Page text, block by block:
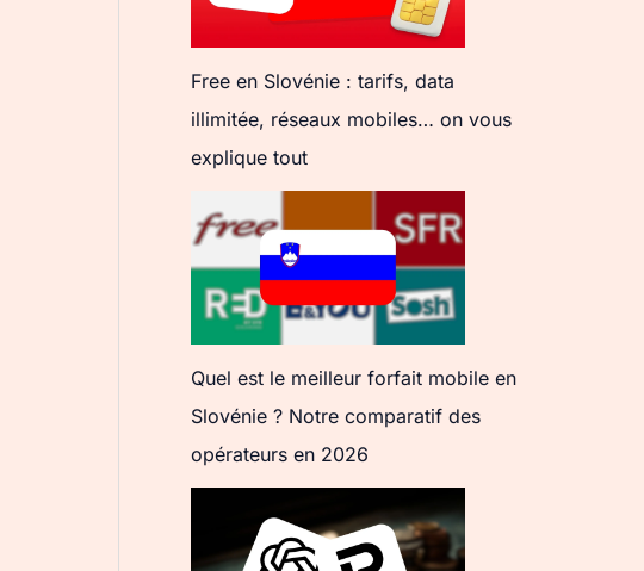
Free en Slovénie : tarifs, data
illimitée, réseaux mobiles… on vous
explique tout
Quel est le meilleur forfait mobile en
Slovénie ? Notre comparatif des
opérateurs en 2026